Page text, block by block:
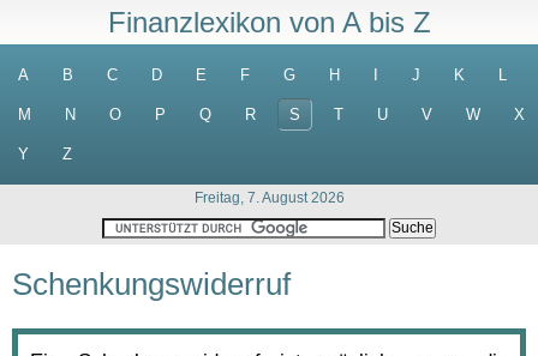
Finanzlexikon von A bis Z
A B C D E F G H J K L
M N O P Q R S T U V W X
Y Z
Freitag, 7. August 2026
Schenkungswiderruf